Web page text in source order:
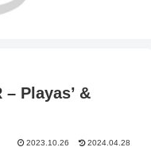
– Playas’ &
2023.10.26 2024.04.28